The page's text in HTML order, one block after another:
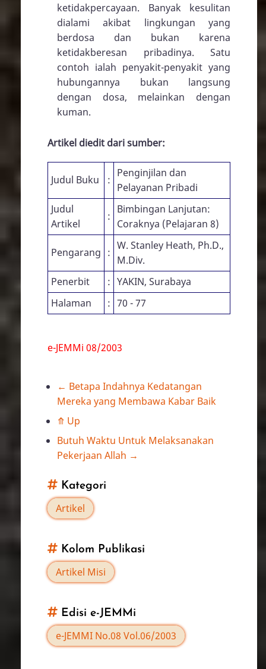
ketidakpercayaan. Banyak kesulitan
dialami akibat lingkungan yang
berdosa dan bukan karena
ketidakberesan pribadinya. Satu
contoh ialah penyakit-penyakit yang
hubungannya bukan langsung
dengan dosa, melainkan dengan
kuman.
Artikel diedit dari sumber:
Judul Buku :
Penginjilan dan
Pelayanan Pribadi
Judul
Artikel
:
Bimbingan Lanjutan:
Coraknya (Pelajaran 8)
Pengarang :
W. Stanley Heath, Ph.D.,
M.Div.
Penerbit
: YAKIN, Surabaya
Halaman
: 70 - 77
e-JEMMi 08/2003
Book
traversal
links
for
Bimbingan
Coraknya
← Betapa Indahnya Kedatangan
Mereka yang Membawa Kabar Baik
⤊ Up
Butuh Waktu Untuk Melaksanakan
Pekerjaan Allah →
Kategori
Artikel
Kolom Publikasi
Artikel Misi
Edisi e-JEMMi
e-JEMMI No.08 Vol.06/2003